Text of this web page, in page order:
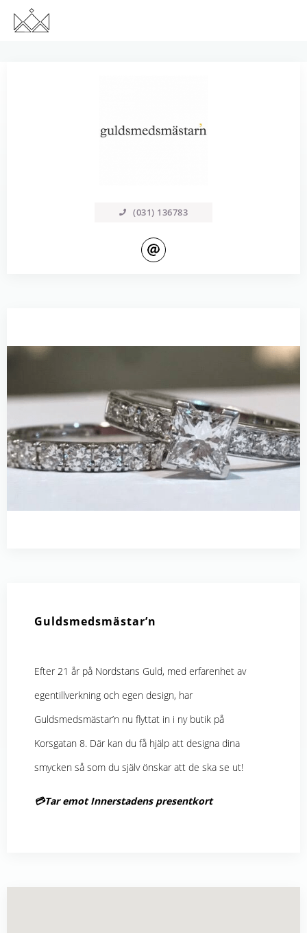
(031) 136783
Guldsmedsmästar’n
Efter 21 år på Nordstans Guld, med erfarenhet av
egentillverkning och egen design, har
Guldsmedsmästar’n nu flyttat in i ny butik på
Korsgatan 8. Där kan du få hjälp att designa dina
smycken så som du själv önskar att de ska se ut!
💳Tar emot Innerstadens presentkort